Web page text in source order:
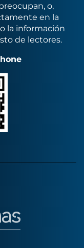
o,
en la
la información
de lectores.